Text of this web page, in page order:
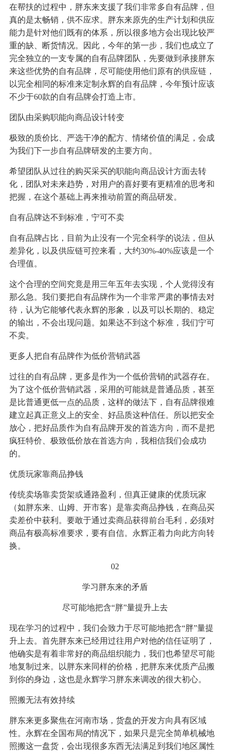
在帮扶的过程中，胖东来支援了我们非常多自有品牌，但
真的是太畅销，供不应求。胖东来原先的生产计划和供应
能力是针对他们既有的体系，所以很多地方会出现比较严
重的缺、断货情况。因此，今年的第一步，我们也成立了
完全独立的一支专属的自有品牌团队，先要做到承接胖东
来这些优势的自有品牌，尽可能使用他们原有的供应链，
以完全相同的标准来定制永辉的自有品牌，今年预计应该
不少于60款的自有品牌会打造上市。
团队由采购职能向商品设计转变
极致的质价比、严选干净的配方、情绪价值的满足，会成
为我们下一步自有品牌研发的主要方向。
希望团队从过往的购买采买的职能向商品设计方面去转
化，团队对未来趋势，对用户的喜好要有更精准的思考和
把握，在这个基础上再来推动前置的商品研发。
自有品牌达不到标准，宁可不卖
自有品牌占比，目前为止没有一个完全科学的说法，但从
差异化，以及供应链可控来看，大约30%-40%应该是一个
合理值。
这个合理的空间究竟是用三年五年去实现，个人觉得没有
那么急。我们要把自有品牌作为一个非常严肃的事情去对
待，认为它能够代表永辉的形象，以及可以长期的、稳定
的输出，不会出现问题。如果达不到这个标准，我们宁可
不卖。
更多人把自有品牌作为低价营销武器
过往的自有品牌，更多是作为一个低价营销的武器存在。
为了这个低价营销武器，采用的可能就是普通品质，甚至
是比普通更低一点的品质，这样的做法下，自有品牌很难
建立起真正意义上的安全、好品质这种信任。所以把安全
放心，把好品质作为自有品牌开发的首选方向，而不是把
疯狂特价、极致低价放在首选方向，我相信我们会成功
的。
优质玩家靠商品挣钱
传统卖场靠卖货架或通路盈利，但真正健康的优质玩家
（如胖东来、山姆、开市客）是靠卖商品挣钱，在商品买
卖差价中获利。要敢于通过卖商品获得前台毛利，必须对
商品有极高标准要求，要有自信。永辉正着力向此方向转
换。
02
学习胖东来的矛盾
尽可能地把含“胖”量提升上去
现在学习的过程中，我们会致力于尽可能地把含“胖”量提
升上去。首先胖东来已经用过往用户对他的信任证明了，
他确实是有着非常好的商品组织能力，我们也希望尽可能
地复制过来。以胖东来同样的价格，把胖东来优质产品搬
到你的身边，这也是永辉学习胖东来调改的很大初心。
照搬无法有效持续
胖东来更多聚焦在河南市场，货盘的开发方向具有区域
性。永辉在全国布局的情况下，如果只是完全简单机械地
照搬这一盘货，会出现很多东西无法满足到我们地区属性